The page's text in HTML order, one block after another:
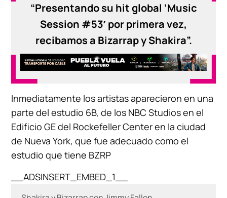
“Presentando su hit global ‘Music
Session #53′ por primera vez,
recibamos a Bizarrap y Shakira”.
Inmediatamente los artistas aparecieron en una
parte del estudio 6B, de los NBC Studios en el
Edificio GE del Rockefeller Center en la ciudad
de Nueva York, que fue adecuado como el
estudio que tiene BZRP
__ADSINSERT_EMBED_1__